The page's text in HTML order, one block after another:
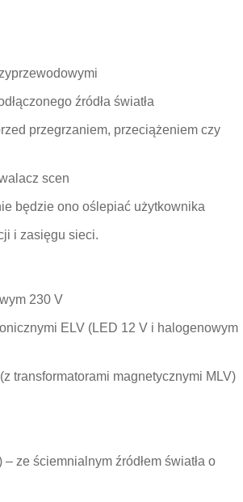
źródła światła
przegrzaniem, przeciążeniem czy
scen
będzie ono oślepiać użytkownika
i zasięgu sieci.
230 V
ELV (LED 12 V i halogenowym
transformatorami magnetycznymi MLV)
– ze ściemnialnym źródłem światła o